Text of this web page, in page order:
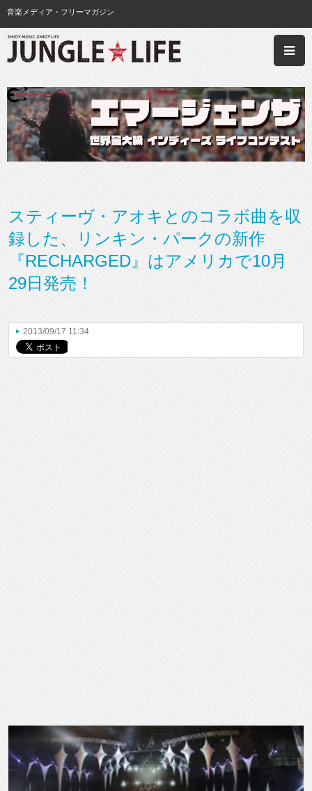
音楽メディア・フリーマガジン
スティーヴ・アオキとのコラボ曲を収
録した、リンキン・パークの新作
『RECHARGED』はアメリカで10月
29日発売！
2013/09/17 11:34